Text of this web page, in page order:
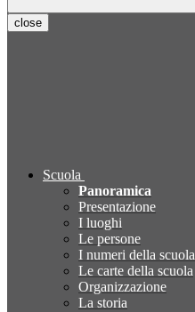
close
Scuola
Panoramica
Presentazione
I luoghi
Le persone
I numeri della scuola
Le carte della scuola
Organizzazione
La storia